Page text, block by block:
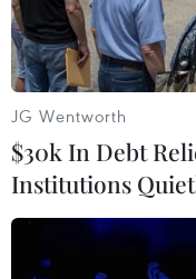
JG Wentworth
$30k In Debt
Institutions